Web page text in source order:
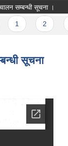
सूचना ।
सूचना